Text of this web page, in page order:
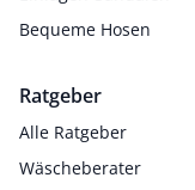
Bequeme Hosen
Ratgeber
Alle Ratgeber
Wäscheberater